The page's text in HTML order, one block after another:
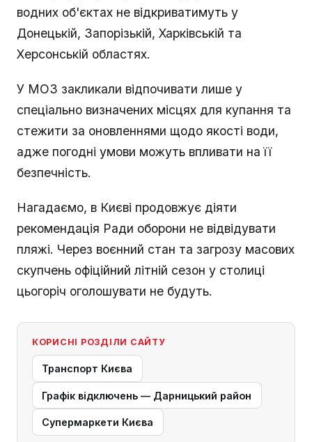
водних об'єктах не відкриватимуть у
Донецькій, Запорізькій, Харківській та
Херсонській областях.
У МОЗ закликали відпочивати лише у
спеціально визначених місцях для купання та
стежити за оновленнями щодо якості води,
адже погодні умови можуть впливати на її
безпечність.
Нагадаємо, в Києві продовжує діяти
рекомендація Ради оборони не відвідувати
пляжі. Через воєнний стан та загрозу масових
скупчень офіційний літній сезон у столиці
цьогоріч оголошувати не будуть.
КОРИСНІ РОЗДІЛИ САЙТУ
Транспорт Києва
Графік відключень — Дарницький район
Супермаркети Києва